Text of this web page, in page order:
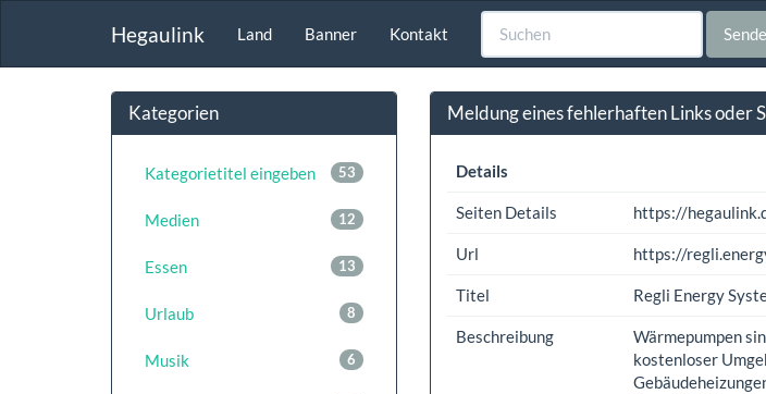
Hegaulink Land Banner Kontakt
Kategorien
53
Kategorietitel eingeben
12
Medien
13
Essen
8
Urlaub
6
Musik
Meldung eines fehlerhaften Links oder
Details
Seiten Details https://
Url https://
Titel Regli Energy
Beschreibung
Wärmepumpen
kostenloser